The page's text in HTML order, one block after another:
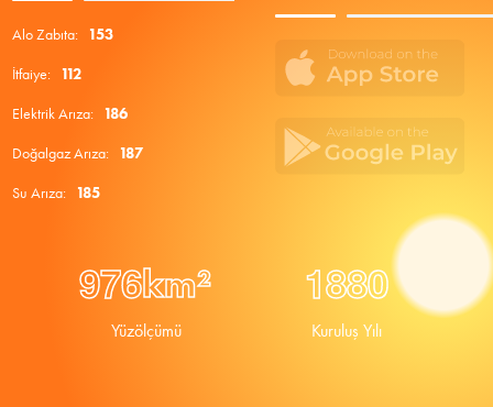
Alo Zabıta: 153
İtfaiye: 112
Elektrik Arıza: 186
Doğalgaz Arıza: 187
Su Arıza: 185
976km²
Yüzölçümü
1880
Kuruluş Yılı